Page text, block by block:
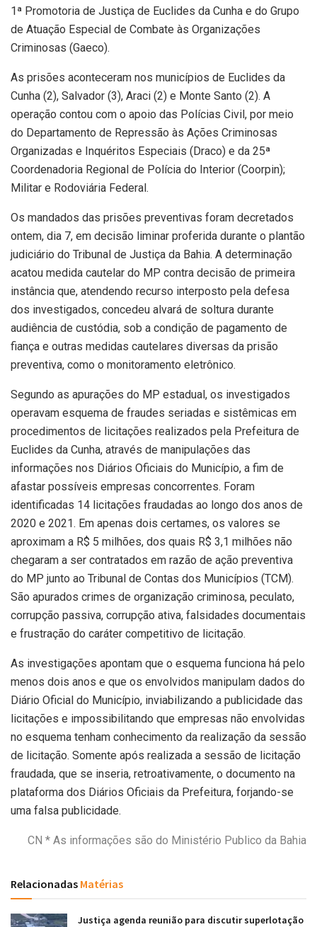
1ª Promotoria de Justiça de Euclides da Cunha e do Grupo
de Atuação Especial de Combate às Organizações
Criminosas (Gaeco).
As prisões aconteceram nos municípios de Euclides da
Cunha (2), Salvador (3), Araci (2) e Monte Santo (2). A
operação contou com o apoio das Polícias Civil, por meio
do Departamento de Repressão às Ações Criminosas
Organizadas e Inquéritos Especiais (Draco) e da 25ª
Coordenadoria Regional de Polícia do Interior (Coorpin);
Militar e Rodoviária Federal.
Os mandados das prisões preventivas foram decretados
ontem, dia 7, em decisão liminar proferida durante o plantão
judiciário do Tribunal de Justiça da Bahia. A determinação
acatou medida cautelar do MP contra decisão de primeira
instância que, atendendo recurso interposto pela defesa
dos investigados, concedeu alvará de soltura durante
audiência de custódia, sob a condição de pagamento de
fiança e outras medidas cautelares diversas da prisão
preventiva, como o monitoramento eletrônico.
Segundo as apurações do MP estadual, os investigados
operavam esquema de fraudes seriadas e sistêmicas em
procedimentos de licitações realizados pela Prefeitura de
Euclides da Cunha, através de manipulações das
informações nos Diários Oficiais do Município, a fim de
afastar possíveis empresas concorrentes. Foram
identificadas 14 licitações fraudadas ao longo dos anos de
2020 e 2021. Em apenas dois certames, os valores se
aproximam a R$ 5 milhões, dos quais R$ 3,1 milhões não
chegaram a ser contratados em razão de ação preventiva
do MP junto ao Tribunal de Contas dos Municípios (TCM).
São apurados crimes de organização criminosa, peculato,
corrupção passiva, corrupção ativa, falsidades documentais
e frustração do caráter competitivo de licitação.
As investigações apontam que o esquema funciona há pelo
menos dois anos e que os envolvidos manipulam dados do
Diário Oficial do Município, inviabilizando a publicidade das
licitações e impossibilitando que empresas não envolvidas
no esquema tenham conhecimento da realização da sessão
de licitação. Somente após realizada a sessão de licitação
fraudada, que se inseria, retroativamente, o documento na
plataforma dos Diários Oficiais da Prefeitura, forjando-se
uma falsa publicidade.
CN * As informações são do Ministério Publico da Bahia
Relacionadas Matérias
Justiça agenda reunião para discutir superlotação